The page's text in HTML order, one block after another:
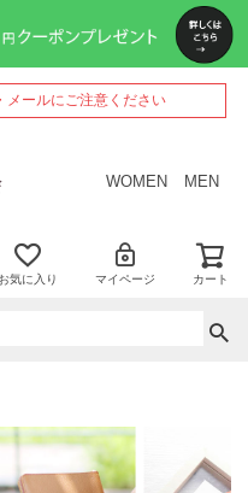
ールにご注意ください
WOMEN MEN
お気に入り マイページ カート